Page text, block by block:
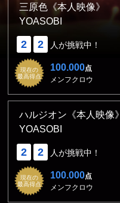
三原色《本人映像》
YOASOBI
2 2 人が挑戦中！
現在の
最高得点
100.000点
メンフクロウ
ハルジオン《本人映像》
YOASOBI
2 2 人が挑戦中！
現在の
最高得点
100.000点
メンフクロウ